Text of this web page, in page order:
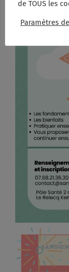
de TOUS les
Paramètres